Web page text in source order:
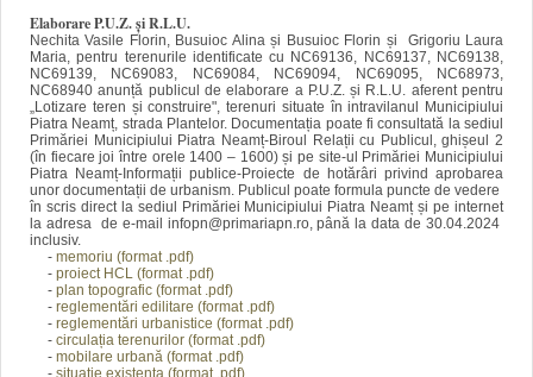
Elaborare P.U.Z. și R.L.U.
Nechita Vasile Florin, Busuioc Alina și Busuioc Florin și Grigoriu Laura
Maria, pentru terenurile identificate cu NC69136, NC69137, NC69138,
NC69139, NC69083, NC69084, NC69094, NC69095, NC68973,
NC68940 anunță publicul de elaborare a P.U.Z. și R.L.U. aferent pentru
„Lotizare teren și construire", terenuri situate în intravilanul Municipiului
Piatra Neamț, strada Plantelor. Documentația poate fi consultată la sediul
Primăriei Municipiului Piatra Neamț-Biroul Relații cu Publicul, ghișeul 2
(în fiecare joi între orele 1400 – 1600) și pe site-ul Primăriei Municipiului
Piatra Neamț-Informații publice-Proiecte de hotărâri privind aprobarea
unor documentații de urbanism. Publicul poate formula puncte de vedere
în scris direct la sediul Primăriei Municipiului Piatra Neamț și pe internet
la adresa de e-mail infopn@primariapn.ro, până la data de 30.04.2024
inclusiv.
- memoriu (format .pdf)
- proiect HCL (format .pdf)
- plan topografic (format .pdf)
- reglementări edilitare (format .pdf)
- reglementări urbanistice (format .pdf)
- circulația terenurilor (format .pdf)
- mobilare urbană (format .pdf)
- situație existenta (format .pdf)